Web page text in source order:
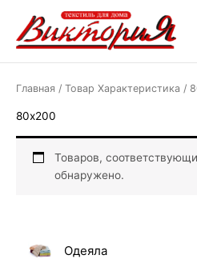
содержимому
Одеяла
Главная / Товар Характеристика /
80х200
Товаров,
обнаружено.